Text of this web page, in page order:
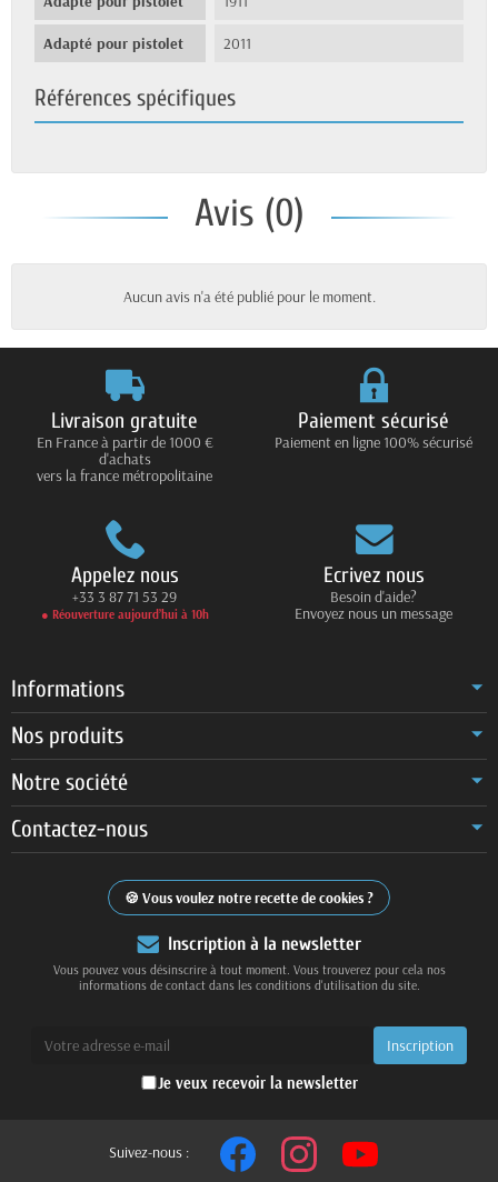
Adapté pour pistolet 2011
Références spécifiques
Avis (0)
Aucun avis n'a été publié pour le moment.
Livraison gratuite
En France à partir de 1000 €
d'achats
vers la france métropolitaine
Paiement sécurisé
Paiement en ligne 100% sécurisé
Appelez nous
+33 3 87 71 53 29
● Réouverture aujourd’hui à 10h
Ecrivez nous
Besoin d'aide?
Envoyez nous un message
Informations
Nos produits
Notre société
Contactez-nous
Vous voulez notre recette de cookies ?
Inscription à la newsletter
Vous pouvez vous désinscrire à tout moment. Vous trouverez pour cela nos
informations de contact dans les conditions d'utilisation du site.
Je veux recevoir la newsletter
Suivez-nous :